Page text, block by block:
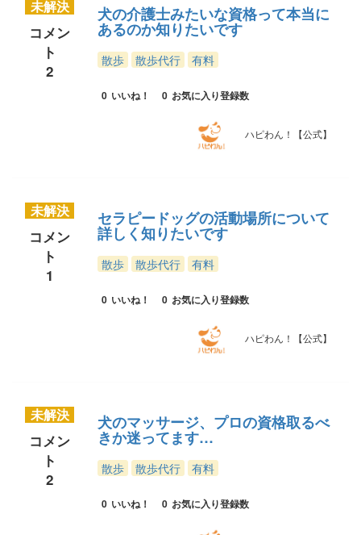
未解決
コメン
ト
2
犬の介護士みたいな資格って本当に
あるのか知りたいです
散歩 散歩代行 有料
0 いいね！ 0 お気に入り登録数
ハピわん！【公式】
未解決
コメン
ト
1
セラピードッグの活動場所について
詳しく知りたいです
散歩 散歩代行 有料
0 いいね！ 0 お気に入り登録数
ハピわん！【公式】
未解決
コメン
ト
2
犬のマッサージ、プロの資格取るべ
きか迷ってます…
散歩 散歩代行 有料
0 いいね！ 0 お気に入り登録数